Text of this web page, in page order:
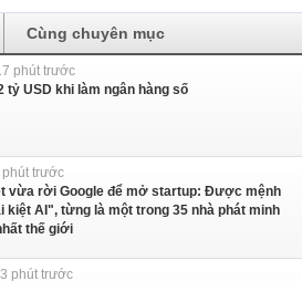
Cùng chuyên mục
phút trước
tỷ USD khi làm ngân hàng số
trước
vừa rời Google để mở startup: Được mệnh
kiệt AI", từng là một trong 35 nhà phát minh
thế giới
phút trước